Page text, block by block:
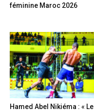
féminine Maroc 2026
Hamed Abel Nikiéma : « Le